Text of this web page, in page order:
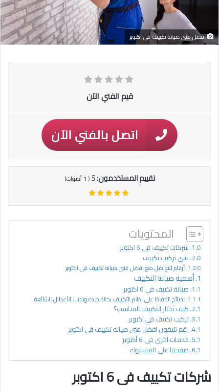
افضل فنى صيانه تكييف فى اكتوبر
قيم الفني الآن
اتصل بالفني الآن
تقييم المستخدمون:5
(
1أصوات)
المحتويات
شركات تكييف فى 6 اكتوبر
فني تركيب تكييف
أرقام للتواصل مع افضل فنى صيانه تكييف فى اكتوبر
أهمية صيانة التكييف
صيانة تكييف في 6 اكتوبر
نصائح للحفاظ على نظام التكييف بحالة جيدة وتجنب الأعطال الشائعة
كيف تختار التكييف المناسب؟
تركيب تكييف في اكتوبر
رقم تليفون افضل فنى صيانه تكييف فى اكتوبر
خدمات اخرى فى 6 أكتوبر
صفحتنا على الفيسبوك
شركات تكييف فى 6 اكتوبر